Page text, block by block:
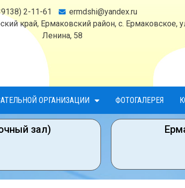
2-11-61
ermdshi@yandex.ru
край, Ермаковский район, с. Ермаковское,
Ленина, 58
ОРГАНИЗАЦИИ ФОТОГАЛЕРЕЯ
зал)